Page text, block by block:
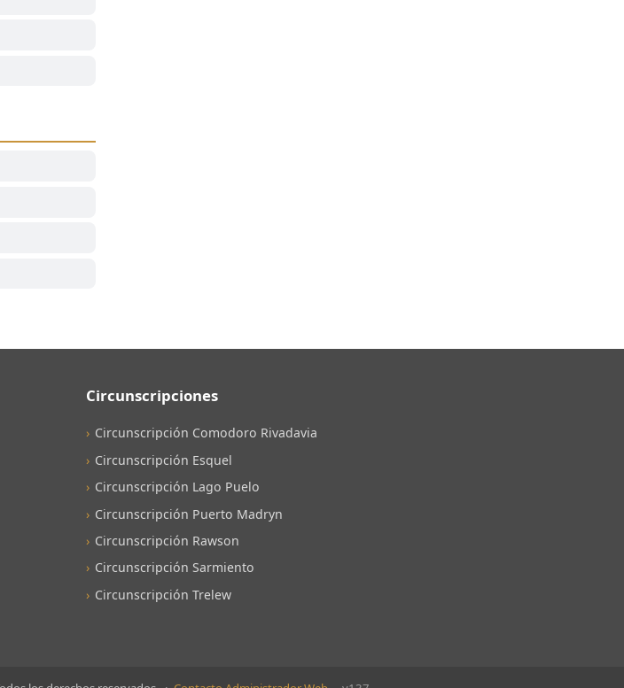
Circunscripciones
Circunscripción Comodoro Rivadavia
Circunscripción Esquel
Circunscripción Lago Puelo
Circunscripción Puerto Madryn
Circunscripción Rawson
Circunscripción Sarmiento
Circunscripción Trelew